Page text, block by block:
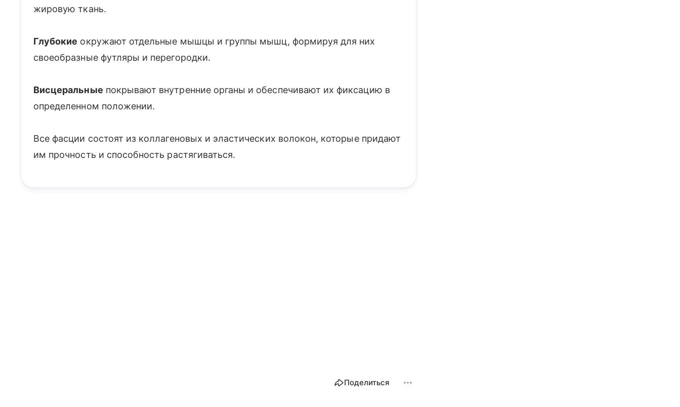
жировую ткань.
Глубокие окружают отдельные мышцы и группы мышц, формируя для них
своеобразные футляры и перегородки.
Висцеральные покрывают внутренние органы и обеспечивают их фиксацию в
определенном положении.
Все фасции состоят из коллагеновых и эластических волокон, которые придают
им прочность и способность растягиваться.
Поделиться